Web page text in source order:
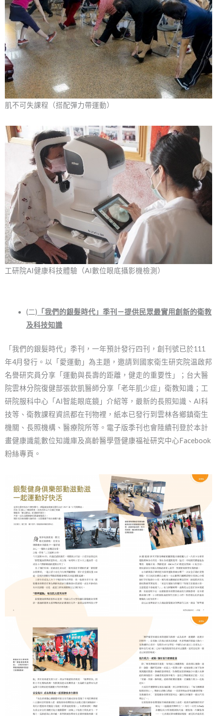
肌不可失課程（搭配彈力帶運動）
工研院AI健康科技體驗（AI數位眼底攝影機檢測）
(二) 「我們的銀髮時代」季刊 －提供民眾最實用創新的衛教
及科技知識
「我們的銀髮時代」季刊，一年預計發行四刊，創刊號已於111
年4月發行。以「愛運動」為主題，邀請到國家衛生研究院温啟邦
名譽研究員分享「運動與長壽的距離，健走的重要性」；台大醫
院雲林分院復健部張欽凱醫師分享「老年肌少症」衛教知識；工
研院服科中心「AI智能眼底鏡」介紹等，最新的長照知識、AI科
技等、衛教課程資訊都在刊物裡，紙本已發行到雲林各鄉鎮衛生
機關、長照機構、醫療院所等。電子版季刊也會陸續刊登於本計
畫健康識能數位知識庫及高齡醫學暨健康福祉研究中心Facebook
粉絲專頁 。